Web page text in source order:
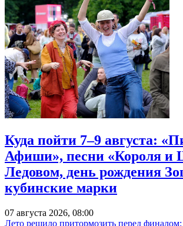
Куда пойти 7–9 августа:
Афиши», песни «Короля и
Ледовом, день рождения
кубинские марки
07 августа 2026, 08:00
Лето решило притормозить перед финалом: